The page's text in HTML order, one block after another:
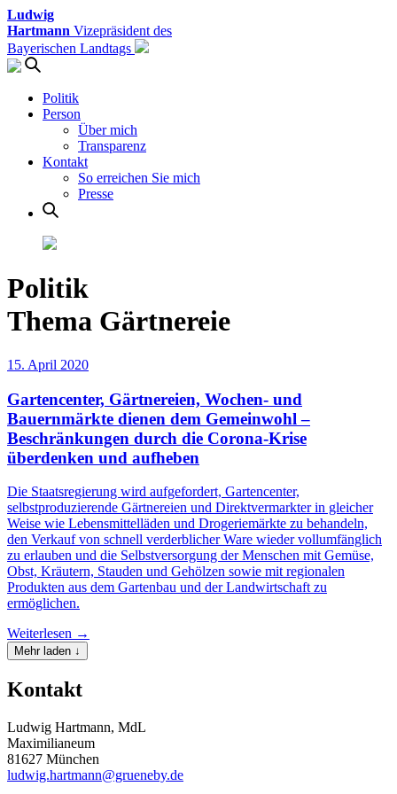
Ludwig
Hartmann Vizepräsident des
Bayerischen Landtags
Politik
Person
Über mich
Transparenz
Kontakt
So erreichen Sie mich
Presse
Politik
Thema Gärtnereie
15. April 2020
Gartencenter, Gärtnereien, Wochen- und
Bauernmärkte dienen dem Gemeinwohl –
Beschränkungen durch die Corona-Krise
überdenken und aufheben
Die Staatsregierung wird aufgefordert, Gartencenter,
selbstproduzierende Gärtnereien und Direktvermarkter in gleicher
Weise wie Lebensmittelläden und Drogeriemärkte zu behandeln,
den Verkauf von schnell verderblicher Ware wieder vollumfänglich
zu erlauben und die Selbstversorgung der Menschen mit Gemüse,
Obst, Kräutern, Stauden und Gehölzen sowie mit regionalen
Produkten aus dem Gartenbau und der Landwirtschaft zu
ermöglichen.
Weiterlesen →
Mehr laden ↓
Kontakt
Ludwig Hartmann, MdL
Maximilianeum
81627 München
ludwig.hartmann@grueneby.de